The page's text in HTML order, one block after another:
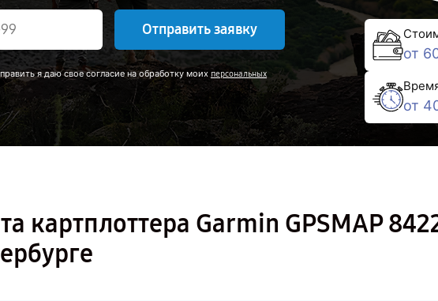
Отправить заявку
я даю свое согласие на обработку моих персональных
от
от
картплоттера Garmin GPSMAP